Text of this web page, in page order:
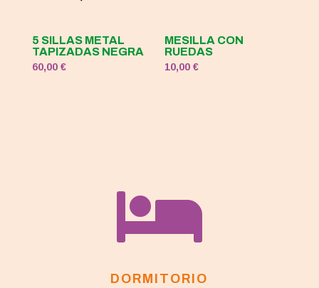
5 SILLAS METAL
TAPIZADAS NEGRA
60,00 €
MESILLA CON
RUEDAS
10,00€

DORMITORIO